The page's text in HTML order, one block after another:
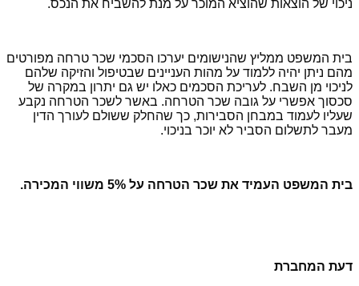
ניכוי של הוצאות שהוציא המוכר על מנת להשביח את הנכס.
בית המשפט ממליץ שהנישומים יערכו הסכמי שכר טרחה מפורטים
מהם ניתן יהיה ללמוד על מהות העניינים שבטיפול והזיקה שלהם
לניכוי מן השבח. לעריכת הסכמים כאלו יש גם יתרון במקרה של
סכסוך אפשרי על גובה שכר הטרחה. באשר לשכר הטרחה נקבע
שעליו לעמוד במבחן הסבירות, כך שהחלק ששולם לעורך הדין
מעבר לתשלום הסביר לא יוכר בניכוי.
בית המשפט העמיד את שכר הטרחה על 5% משווי המכירה.
דעת המחברת